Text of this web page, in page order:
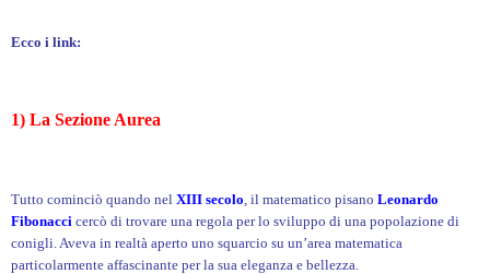
Ecco i link:
1) La Sezione Aurea
Tutto cominciò quando nel XIII secolo , il matematico pisano Leonardo
Fibonacci cercò di trovare una regola per lo sviluppo di una popolazione di
conigli. Aveva in realtà aperto uno squarcio su un’area matematica
particolarmente affascinante per la sua eleganza e bellezza.